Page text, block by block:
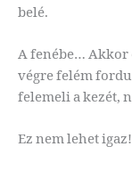
belé.
A fenébe… Akkor
végre felém
felemeli a kezét,
Ez nem lehet igaz!